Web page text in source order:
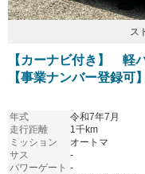
ス
【カーナビ付き】 軽
【事業ナンバー登録可
年式
令和7年7月
走行距離
1千km
ミッション
オートマ
サス
-
パワーゲート -